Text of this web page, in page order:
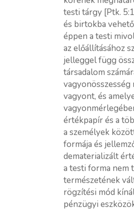
testi tárgy [Ptk.
és birtokba
éppen a testi
az előállításához
jelleggel függ
társadalom
vagyonösszesség
vagyont, és
értékpapír és a
a személyek
formája és
dematerializált
a testi forma nem
természetének
rögzítési mód
pénzügyi